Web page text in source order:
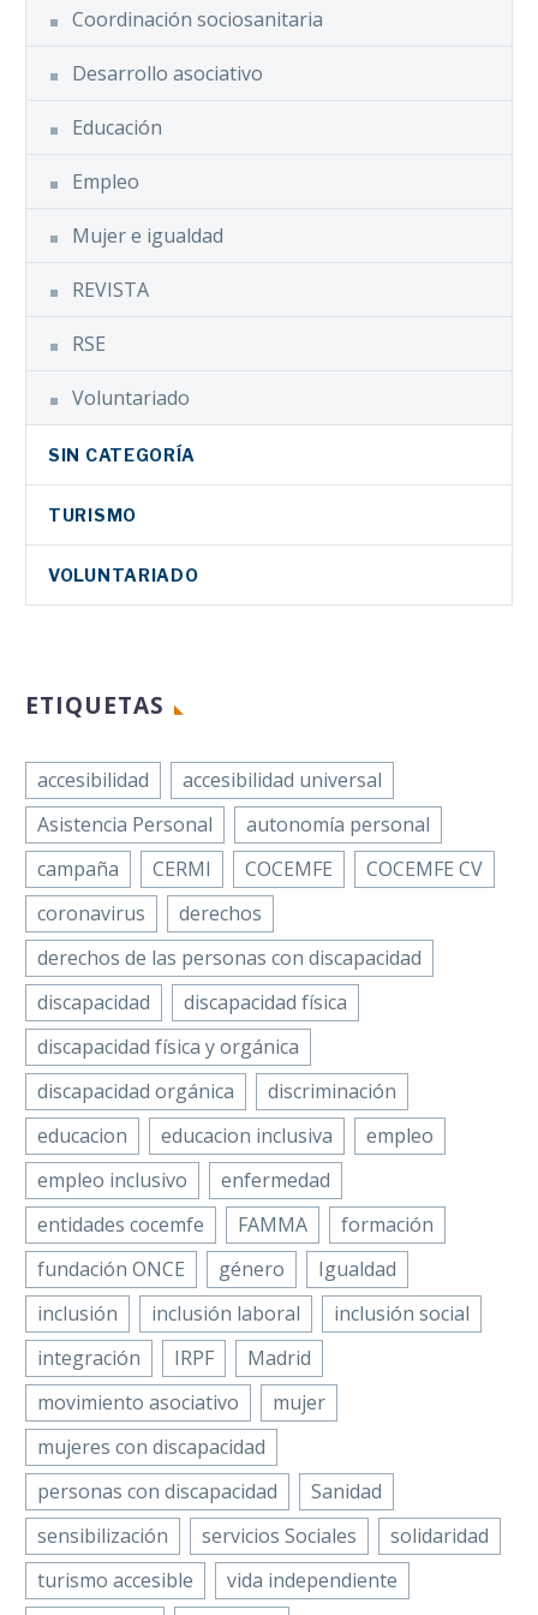
Coordinación sociosanitaria
Desarrollo asociativo
Educación
Empleo
Mujer e igualdad
REVISTA
RSE
Voluntariado
SIN CATEGORÍA
TURISMO
VOLUNTARIADO
ETIQUETAS
accesibilidad
accesibilidad universal
Asistencia Personal
autonomía personal
campaña
CERMI COCEMFE
COCEMFE CV
coronavirus
derechos
derechos de las personas con discapacidad
discapacidad
discapacidad física
discapacidad física y orgánica
discapacidad orgánica
discriminación
educacion
educacion inclusiva
empleo
empleo inclusivo
enfermedad
entidades cocemfe
FAMMA
formación
fundación ONCE
género
Igualdad
inclusión
inclusión laboral
inclusión social
integración
IRPF
Madrid
movimiento asociativo
mujer
mujeres con discapacidad
personas con discapacidad
Sanidad
sensibilización
servicios Sociales
solidaridad
turismo accesible
vida independiente